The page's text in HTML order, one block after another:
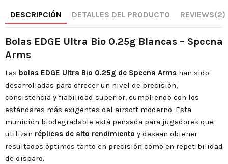
DESCRIPCIÓN DETALLES DEL PRODUCTO REVIEWS(2)
Bolas EDGE Ultra Bio 0.25g Blancas – Specna
Arms
Las bolas EDGE Ultra Bio 0.25g de Specna Arms han sido
desarrolladas para ofrecer un nivel de precisión,
consistencia y fiabilidad superior, cumpliendo con los
estándares más exigentes del airsoft moderno. Esta
munición biodegradable está pensada para jugadores que
utilizan réplicas de alto rendimiento y desean obtener
resultados óptimos tanto en precisión como en repetibilidad
de disparo.